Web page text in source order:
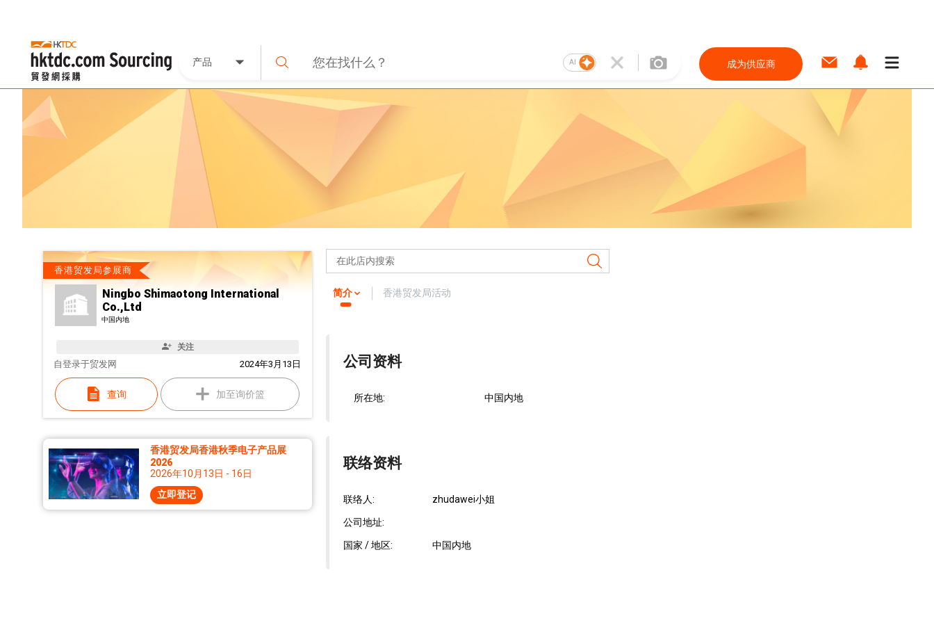
产品 AI 成为供应商
香港贸发局参展商
Ningbo Shimaotong International
Co.,Ltd
中国内地
关注
自 2024年3月13日
登录于贸发网
查询 加至询价篮
香港贸发局香港秋季电子产品展
2026
2026年10月13日 - 16日
立即登记
简介 香港贸发局活动
公司资料
所在地: 中国内地
联络资料
联络人: zhudawei小姐
公司地址:
国家 / 地区: 中国内地